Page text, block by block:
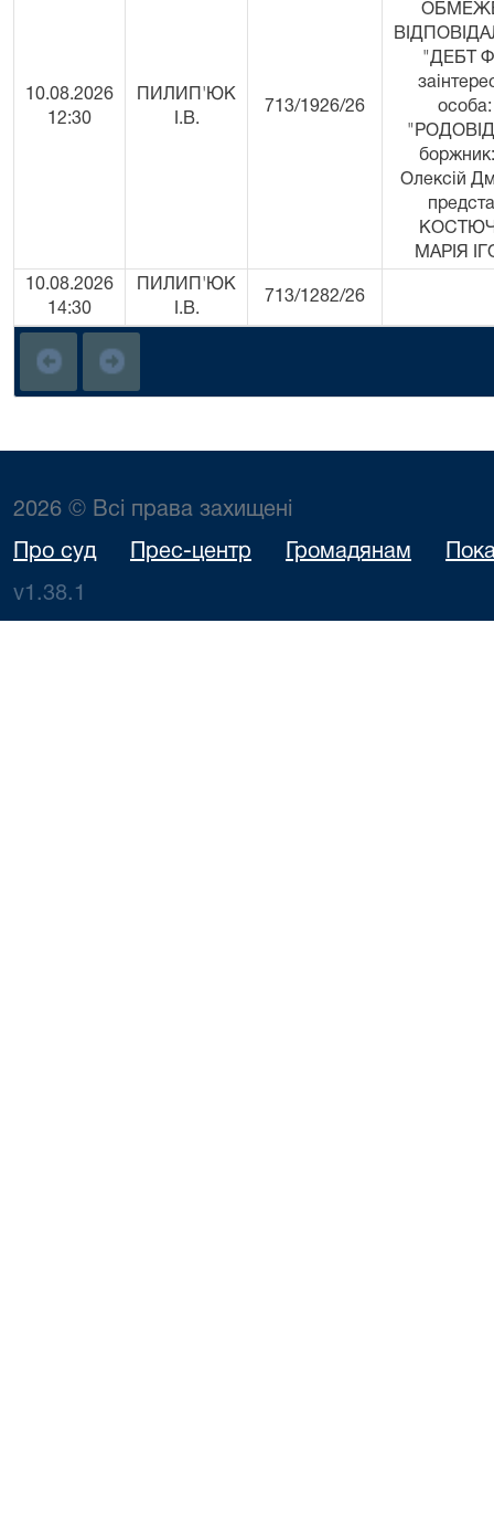
10.08.2026
12:30
ПИЛИП'ЮК
І.В.
713/1926/26
"ДЕБТ
Олексій
МАРІЯ
10.08.2026
14:30
ПИЛИП'ЮК
І.В.
713/1282/26
2026 © Всі права захищені
Про суд Прес-центр Громадянам
v1.38.1